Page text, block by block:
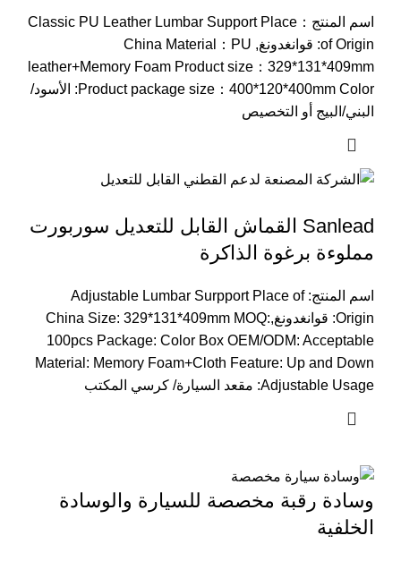
اسم المنتج： Classic PU Leather Lumbar Support Place
of Origin: قوانغدونغ, China Material ： PU
leather+Memory Foam Product size ：329*131*409mm
Product package size ：400*120*400mm Color
: الأسود/
البني/البيج أو التخصيص
Sanlead القماش القابل للتعديل سوربورت
مملوءة برغوة الذاكرة
اسم المنتج:Adjustable Lumbar Surpport Place of
Origin: قوانغدونغ, China Size: 329*131*409mm MOQ:
100pcs Package: Color Box OEM/ODM: Acceptable
Material : Memory Foam+Cloth Feature: Up and Down
Adjustable Usage: مقعد السيارة/ كرسي المكتب
وسادة رقبة مخصصة للسيارة والوسادة
الخلفية